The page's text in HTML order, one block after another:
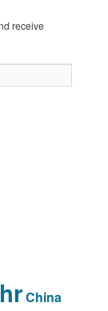
receive
China